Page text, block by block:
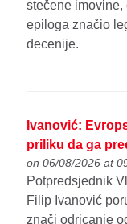
stečene
epiloga značio
decenije.
Ivanović:
priliku da ga
on 06/08/2026 at
Potpredsjednik
Filip Ivanović
znači odricanje